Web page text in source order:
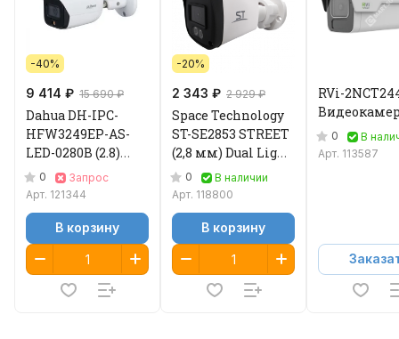
-40%
9 414 ₽ 15 690 ₽
Dahua DH-IPC-
HFW3249EP-AS-
LED-0280B (2.8)
Видеокамера IP
0
Запрос
Арт. 121344
В корзину
-20%
2 343 ₽ 2 929 ₽
Space Technology
ST-SE2853 STREET
(2,8 мм) Dual Light
Видеокамера IP
0
В наличии
Арт. 118800
В корзину
RVi-
0
В
Арт. 113587